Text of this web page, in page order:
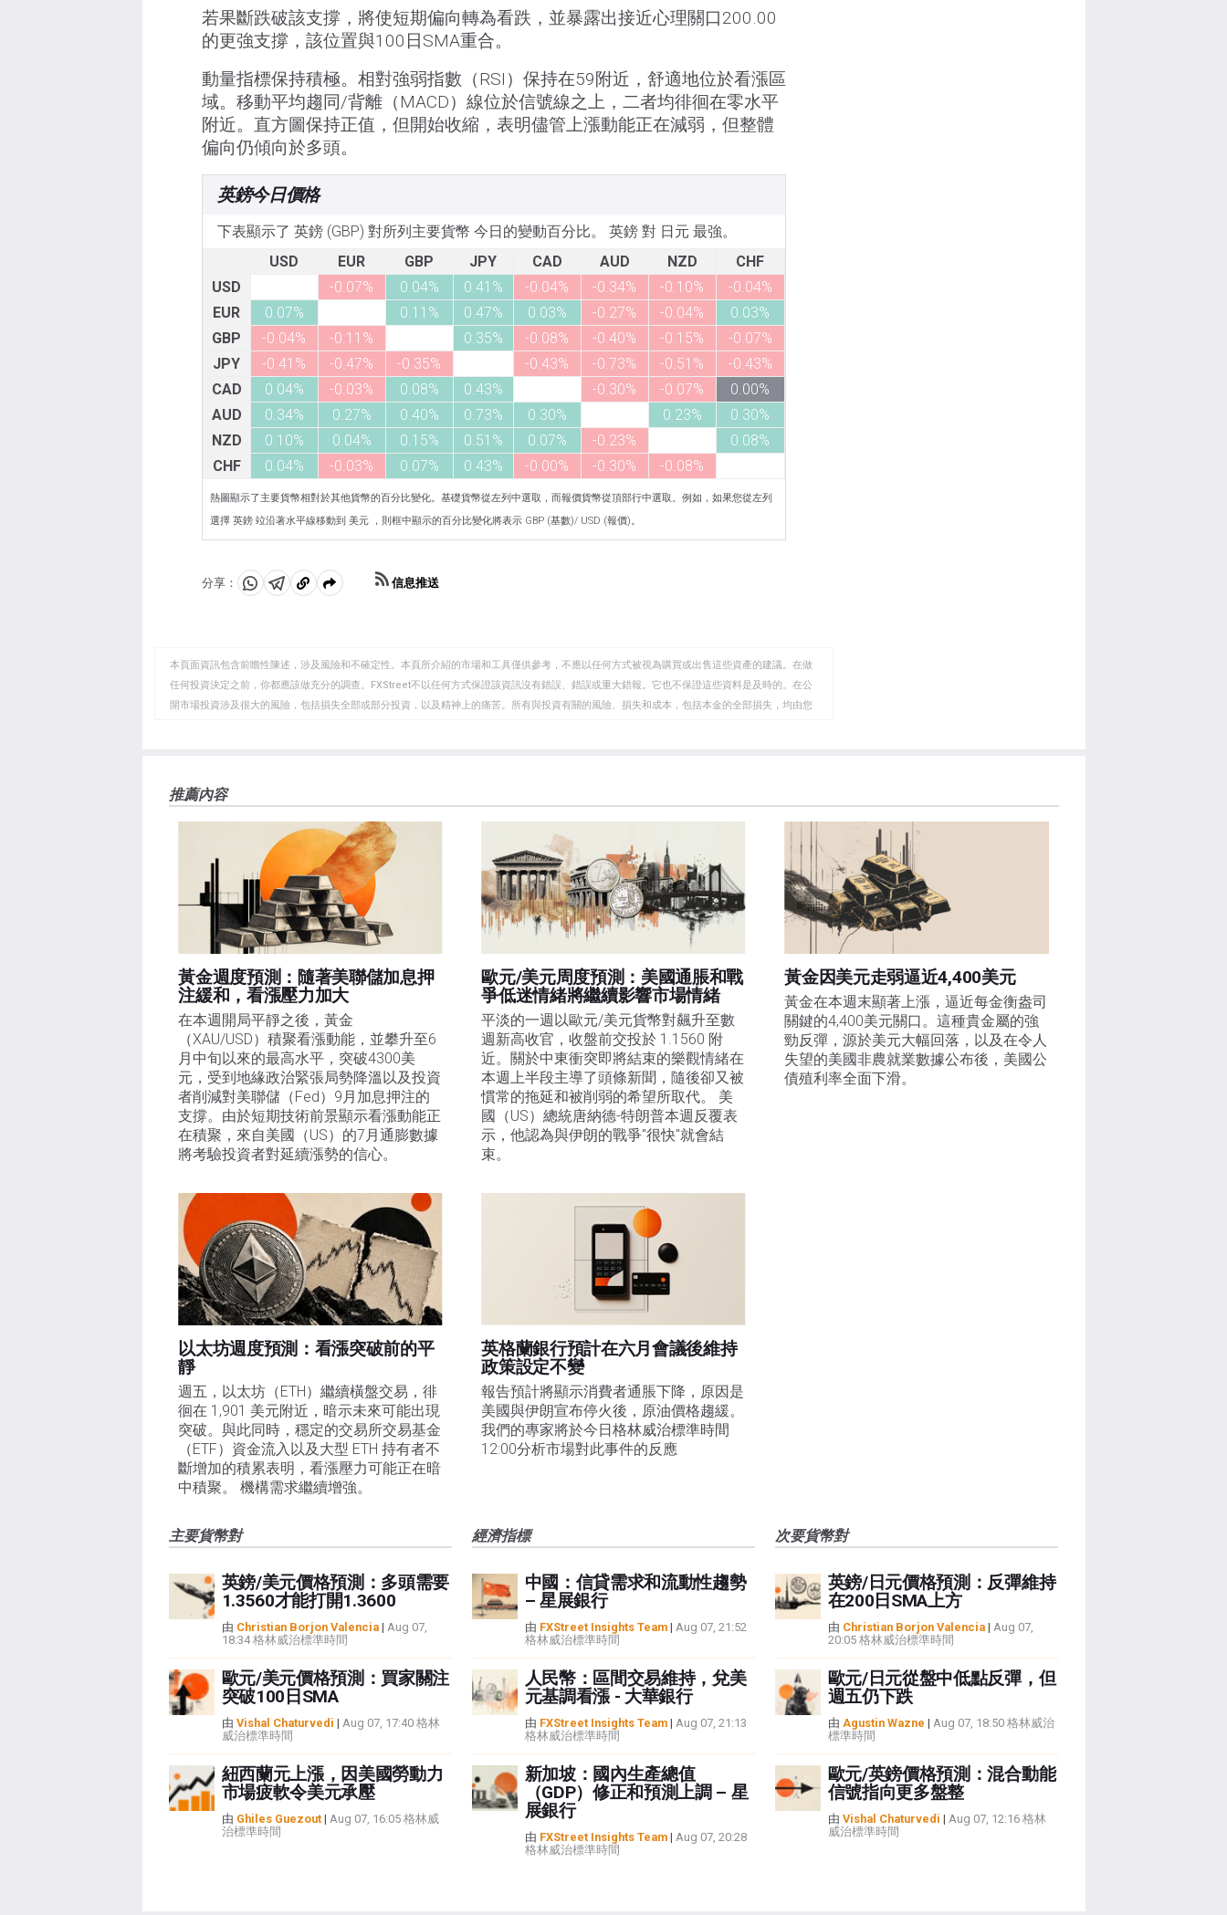
若果斷跌破該支撐，將使短期偏向轉為看跌，並暴露出接近心理關口200.00
的更強支撐，該位置與100日SMA重合。
動量指標保持積極。相對強弱指數（RSI）保持在59附近，舒適地位於看漲區
域。移動平均趨同/背離（MACD）線位於信號線之上，二者均徘徊在零水平
附近。直方圖保持正值，但開始收縮，表明儘管上漲動能正在減弱，但整體
偏向仍傾向於多頭。
英鎊今日價格
下表顯示了 英鎊 (GBP) 對所列主要貨幣 今日的變動百分比。 英鎊 對 日元 最強。
USD
EUR GBP JPY CAD AUD NZD
CHF
USD
-0.07% 0.04% 0.41% -0.04% -0.34% -0.10%
-0.04%
EUR
0.07% 0.11% 0.47% 0.03% -0.27% -0.04%
0.03%
GBP
-0.04% -0.11% 0.35% -0.08% -0.40% -0.15%
-0.07%
JPY
-0.41% -0.47% -0.35% -0.43% -0.73% -0.51%
-0.43%
CAD
0.04% -0.03% 0.08% 0.43% -0.30% -0.07%
0.00%
AUD
0.34% 0.27% 0.40% 0.73% 0.30% 0.23%
0.30%
NZD
0.10% 0.04% 0.15% 0.51% 0.07% -0.23%
0.08%
CHF
0.04% -0.03% 0.07% 0.43% -0.00% -0.30% -0.08%
熱圖顯示了主要貨幣相對於其他貨幣的百分比變化。基礎貨幣從左列中選取，而報價貨幣從頂部行中選取。例如，如果您從左列
選擇 英鎊 竝沿著水平線移動到 美元 ，則框中顯示的百分比變化將表示 GBP (基數)/ USD (報價)。
分享：
分
WhatsApp
分
Telegram
複
剪
貼
板
信息推送
本頁面資訊包含前瞻性陳述，涉及風險和不確定性。本頁所介紹的市場和工具僅供參考，不應以任何方式被視為購買或出售這些資產的建議。在做
任何投資決定之前，你都應該做充分的調查。FXStreet不以任何方式保證該資訊沒有錯誤、錯誤或重大錯報。它也不保證這些資料是及時的。在公
開市場投資涉及很大的風險，包括損失全部或部分投資，以及精神上的痛苦。所有與投資有關的風險、損失和成本，包括本金的全部損失，均由您
FXStreet和作者不提供個性化的建議。作者對該資訊的準確性、完整性或適用性不作任何陳述。FXStreet和作者將不承擔任何錯誤，遺漏或任何損
失，傷害或損害由此資訊及其顯示或使用引起的。錯誤和遺漏除外。本文作者和FXStreet並非註冊投資顧問，本文內容無意提供任何投資建議。
推薦內容
黃金週度預測：隨著美聯儲加息押
注緩和，看漲壓力加大
在本週開局平靜之後，黃金
（XAU/USD）積聚看漲動能，並攀升至6
月中旬以來的最高水平，突破4300美
元，受到地緣政治緊張局勢降溫以及投資
者削減對美聯儲（Fed）9月加息押注的
支撐。由於短期技術前景顯示看漲動能正
在積聚，來自美國（US）的7月通膨數據
將考驗投資者對延續漲勢的信心。
歐元/美元周度預測：美國通脹和戰
爭低迷情緒將繼續影響市場情緒
平淡的一週以歐元/美元貨幣對飆升至數
週新高收官，收盤前交投於 1.1560 附
近。關於中東衝突即將結束的樂觀情緒在
本週上半段主導了頭條新聞，隨後卻又被
慣常的拖延和被削弱的希望所取代。 美
國（US）總統唐納德-特朗普本週反覆表
示，他認為與伊朗的戰爭"很快"就會結
束。
黃金因美元走弱逼近4,400美元
黃金在本週末顯著上漲，逼近每金衡盎司
關鍵的4,400美元關口。這種貴金屬的強
勁反彈，源於美元大幅回落，以及在令人
失望的美國非農就業數據公布後，美國公
債殖利率全面下滑。
以太坊週度預測：看漲突破前的平
靜
週五，以太坊（ETH）繼續橫盤交易，徘
徊在 1,901 美元附近，暗示未來可能出現
突破。與此同時，穩定的交易所交易基金
（ETF）資金流入以及大型 ETH 持有者不
斷增加的積累表明，看漲壓力可能正在暗
中積聚。 機構需求繼續增強。
英格蘭銀行預計在六月會議後維持
政策設定不變
報告預計將顯示消費者通脹下降，原因是
美國與伊朗宣布停火後，原油價格趨緩。
我們的專家將於今日格林威治標準時間
12:00分析市場對此事件的反應
主要貨幣對
英鎊/美元價格預測：多頭需要
1.3560才能打開1.3600
由 Christian Borjon Valencia| Aug 07,
18:34 格林威治標準時間
歐元/美元價格預測：買家關注
突破100日SMA
由 Vishal Chaturvedi | Aug 07, 17:40 格林
威治標準時間
紐西蘭元上漲，因美國勞動力
市場疲軟令美元承壓
由 Ghiles Guezout| Aug 07, 16:05 格林威
治標準時間
經濟指標
中國：信貸需求和流動性趨勢
– 星展銀行
由 FXStreet Insights Team| Aug 07, 21:52
格林威治標準時間
人民幣：區間交易維持，兌美
元基調看漲 - 大華銀行
由 FXStreet Insights Team| Aug 07, 21:13
格林威治標準時間
新加坡：國內生產總值
（GDP）修正和預測上調 – 星
展銀行
由 FXStreet Insights Team| Aug 07, 20:28
格林威治標準時間
次要貨幣對
英鎊/日元價格預測：反彈維持
在200日SMA上方
由 Christian Borjon Valencia| Aug 07,
20:05 格林威治標準時間
歐元/日元從盤中低點反彈，但
週五仍下跌
由 Agustin Wazne | Aug 07, 18:50 格林威治
標準時間
歐元/英鎊價格預測：混合動能
信號指向更多盤整
由 Vishal Chaturvedi | Aug 07, 12:16 格林
威治標準時間